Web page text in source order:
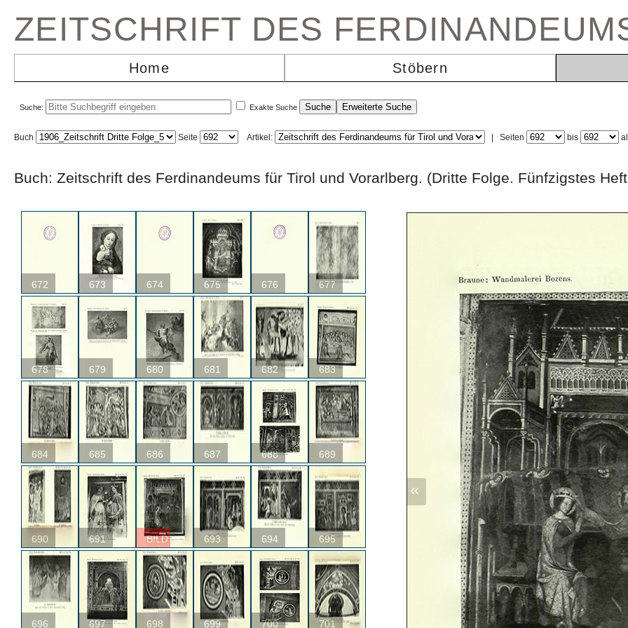
ZEITSCHRIFT DES
Home Stöbern
Suche: Exakte Suche
Buch Seite Artikel: Seiten bis
Buch: Zeitschrift des Ferdinandeums für Tirol und Vorarlberg. (Dritte Folge.
672 673 674 675 676 677
678 679 680 681 682 683
684 685 686 687 688 689
690 691 BILD 693 694 695
696 697 698 699 700 701
«